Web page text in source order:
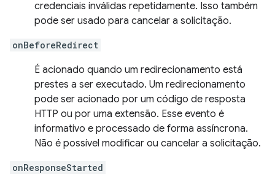
credenciais inválidas repetidamente. Isso também
pode ser usado para cancelar a solicitação.
onBeforeRedirect
É acionado quando um redirecionamento está
prestes a ser executado. Um redirecionamento
pode ser acionado por um código de resposta
HTTP ou por uma extensão. Esse evento é
informativo e processado de forma assíncrona.
Não é possível modificar ou cancelar a solicitação.
onResponseStarted